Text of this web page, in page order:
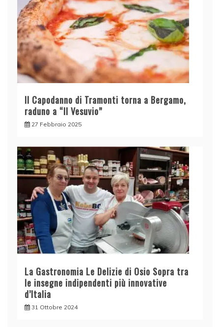
Il Capodanno di Tramonti torna a Bergamo,
raduno a “Il Vesuvio”
27 Febbraio 2025
La Gastronomia Le Delizie di Osio Sopra tra
le insegne indipendenti più innovative
d’Italia
31 Ottobre 2024